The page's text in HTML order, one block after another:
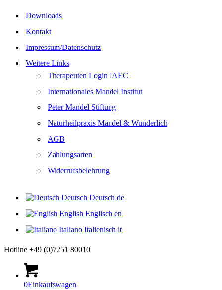
Downloads
Kontakt
Impressum/Datenschutz
Weitere Links
Therapeuten Login IAEC
Internationales Mandel Institut
Peter Mandel Stiftung
Naturheilpraxis Mandel & Wunderlich
AGB
Zahlungsarten
Widerrufsbelehrung
Deutsch Deutsch de
English Englisch en
Italiano Italienisch it
Hotline +49 (0)7251 80010
0Einkaufswagen